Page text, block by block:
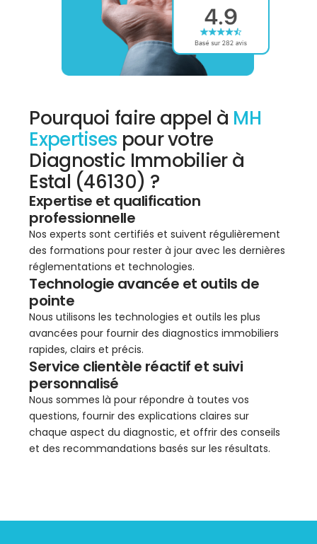
Pourquoi faire appel à MH
Expertises pour votre
Diagnostic Immobilier à
Estal (46130) ?
Expertise et qualification
professionnelle
Nos experts sont certifiés et suivent régulièrement
des formations pour rester à jour avec les dernières
réglementations et technologies.
Technologie avancée et outils de
pointe
Nous utilisons les technologies et outils les plus
avancées pour fournir des diagnostics immobiliers
rapides, clairs et précis.
Service clientèle réactif et suivi
personnalisé
Nous sommes là pour répondre à toutes vos
questions, fournir des explications claires sur
chaque aspect du diagnostic, et offrir des conseils
et des recommandations basés sur les résultats.